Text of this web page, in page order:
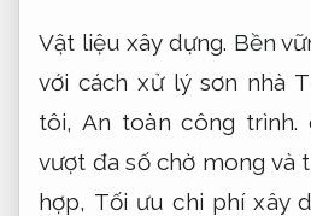
Vật liệu xây dựng. Bền
với cách xử lý sơn nhà
tôi,An toàn công trình.
vượt đa số chờ mong và
hợp, Tối ưu chi phí xây